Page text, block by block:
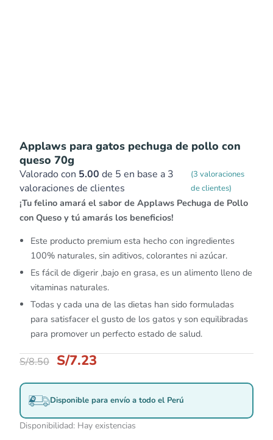
Applaws para gatos pechuga de pollo con
queso 70g
Valorado con 5.00 de 5 en base a 3
valoraciones de clientes
(3 valoraciones
de clientes)
¡Tu felino amará el sabor de Applaws Pechuga de Pollo
con Queso y tú amarás los beneficios!
Este producto premium esta hecho con ingredientes
100% naturales, sin aditivos, colorantes ni azúcar.
Es fácil de digerir ,bajo en grasa, es un alimento lleno de
vitaminas naturales.
Todas y cada una de las dietas han sido formuladas
para satisfacer el gusto de los gatos y son equilibradas
para promover un perfecto estado de salud.
S/8.50 S/7.23
Disponible para envío a todo el Perú
Disponibilidad: Hay existencias